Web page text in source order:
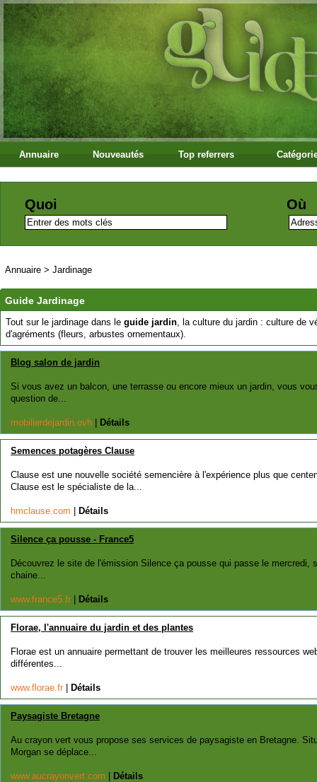
Annuaire Nouveautés Top referrers
Quoi Où
Annuaire > Jardinage
Guide Jardinage
Tout sur le jardinage dans le guide jardin, la culture du jardin : culture de
d'agréments (fleurs, arbustes ornementaux).
Blog salon de jardin
Si vous avez un balcon, une terrasse ou encore mieux un jardin, vous
question de...
mobilierdejardin.ovh Détails
Semences potagères Clause
Clause est une nouvelle société semencière à l'expérience plus que
Clause est le spécialiste de la...
hmclause.com Détails
Silence ça pousse - France5
Découvrez le site de l'émission Silence ça pousse qui passe le mercredi,
chaine...
www.france5.fr Détails
Florae, l'annuaire du jardin et des plantes
Florae est un annuaire permettant de trouver les meilleures ressources
différentes...
www.florae.fr Détails
Paysagiste Bretagne
Au crayon vert vous propose ses services de paysagiste en Bretagne.
Morgan se déplace...
www.aucrayonvert.com Détails